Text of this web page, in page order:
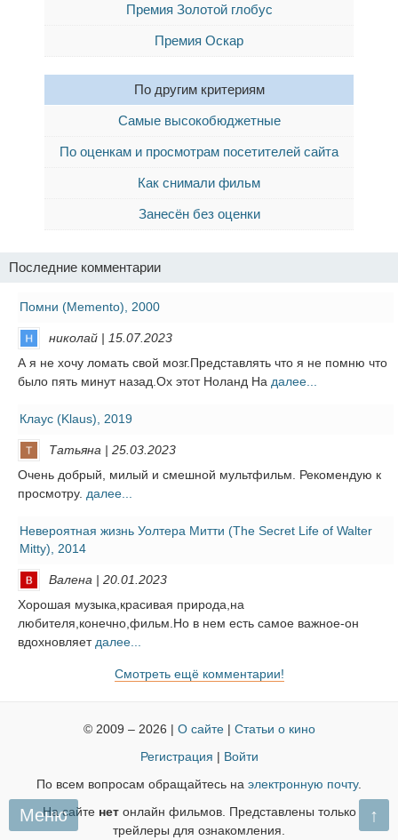
Премия Золотой глобус
Премия Оскар
По другим критериям
Самые высокобюджетные
По оценкам и просмотрам посетителей сайта
Как снимали фильм
Занесён без оценки
Последние комментарии
Помни (Memento), 2000
николай | 15.07.2023
А я не хочу ломать свой мозг.Представлять что я не помню что
было пять минут назад.Ох этот Ноланд На далее...
Клаус (Klaus), 2019
Татьяна | 25.03.2023
Очень добрый, милый и смешной мультфильм. Рекомендую к
просмотру. далее...
Невероятная жизнь Уолтера Митти (The Secret Life of Walter
Mitty), 2014
Валена | 20.01.2023
Хорошая музыка,красивая природа,на
любителя,конечно,фильм.Но в нем есть самое важное-он
вдохновляет далее...
Смотреть ещё комментарии!
© 2009 – 2026 | О сайте| Статьи о кино
Регистрация Войти
По всем вопросам обращайтесь на электронную почту.
На сайте нетонлайн фильмов. Представлены только
трейлеры для ознакомления.
Меню ↑